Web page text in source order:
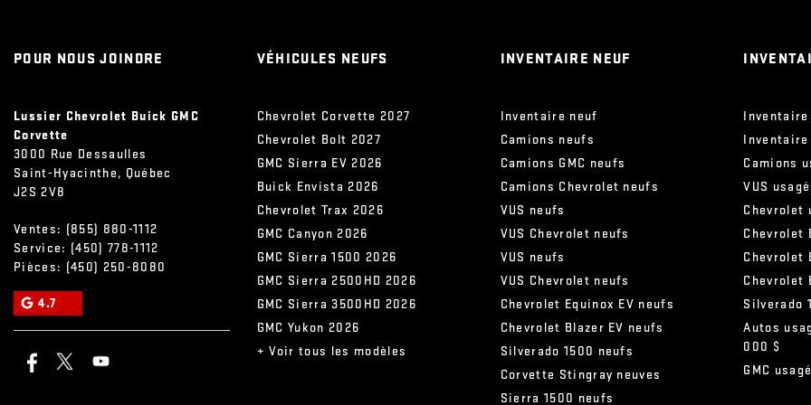
cric mécanique avec outils
POUR NOUS JOINDRE
Lussier Chevrolet Buick GMC
Corvette
3000 Rue Dessaulles
Saint-Hyacinthe, Québec
J2S 2V8
Ventes: (855) 880-1112
Service: (450) 778-1112
Pièces: (450) 250-8080
4.7
VÉHICULES NEUFS
Chevrolet Corvette 2027
Chevrolet Bolt 2027
GMC Sierra EV 2026
Buick Envista 2026
Chevrolet Trax 2026
GMC Canyon 2026
GMC Sierra 1500 2026
GMC Sierra 2500HD 2026
GMC Sierra 3500HD 2026
GMC Yukon 2026
+ Voir tous les modèles
INVENTAIRE NEUF
Inventaire neuf
Camions neufs
Camions GMC neufs
Camions Chevrolet neufs
VUS neufs
VUS Chevrolet neufs
VUS neufs
VUS Chevrolet neufs
Chevrolet Equinox EV neufs
Chevrolet Blazer EV neufs
Silverado 1500 neufs
Corvette Stingray neuves
Sierra 1500 neufs
Inventaire
Camions
VUS
Chevrolet
Chevrolet
Chevrolet
Chevrolet
Silverado
Autos
000 $
GMC